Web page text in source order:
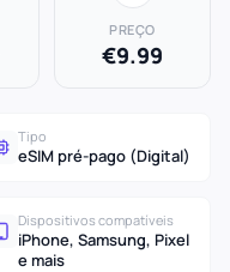
PREÇO
€9.99
Tipo
eSIM pré-pago (Digital)
Dispositivos compatíveis
iPhone, Samsung, Pixel
e mais